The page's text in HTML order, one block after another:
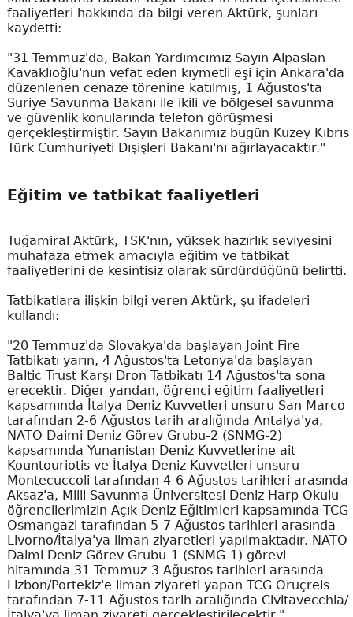
faaliyetleri hakkında da bilgi veren Aktürk, şunları
kaydetti:
"31 Temmuz'da, Bakan Yardımcımız Sayın Alpaslan
Kavaklıoğlu'nun vefat eden kıymetli eşi için Ankara'da
düzenlenen cenaze törenine katılmış, 1 Ağustos'ta
Suriye Savunma Bakanı ile ikili ve bölgesel savunma
ve güvenlik konularında telefon görüşmesi
gerçekleştirmiştir. Sayın Bakanımız bugün Kuzey Kıbrıs
Türk Cumhuriyeti Dışişleri Bakanı'nı ağırlayacaktır."
Eğitim ve tatbikat faaliyetleri
Tuğamiral Aktürk, TSK'nın, yüksek hazırlık seviyesini
muhafaza etmek amacıyla eğitim ve tatbikat
faaliyetlerini de kesintisiz olarak sürdürdüğünü belirtti.
Tatbikatlara ilişkin bilgi veren Aktürk, şu ifadeleri
kullandı:
"20 Temmuz'da Slovakya'da başlayan Joint Fire
Tatbikatı yarın, 4 Ağustos'ta Letonya'da başlayan
Baltic Trust Karşı Dron Tatbikatı 14 Ağustos'ta sona
erecektir. Diğer yandan, öğrenci eğitim faaliyetleri
kapsamında İtalya Deniz Kuvvetleri unsuru San Marco
tarafından 2-6 Ağustos tarih aralığında Antalya'ya,
NATO Daimi Deniz Görev Grubu-2 (SNMG-2)
kapsamında Yunanistan Deniz Kuvvetlerine ait
Kountouriotis ve İtalya Deniz Kuvvetleri unsuru
Montecuccoli tarafından 4-6 Ağustos tarihleri arasında
Aksaz'a, Milli Savunma Üniversitesi Deniz Harp Okulu
öğrencilerimizin Açık Deniz Eğitimleri kapsamında TCG
Osmangazi tarafından 5-7 Ağustos tarihleri arasında
Livorno/İtalya'ya liman ziyaretleri yapılmaktadır. NATO
Daimi Deniz Görev Grubu-1 (SNMG-1) görevi
hitamında 31 Temmuz-3 Ağustos tarihleri arasında
Lizbon/Portekiz'e liman ziyareti yapan TCG Oruçreis
tarafından 7-11 Ağustos tarih aralığında Civitavecchia/